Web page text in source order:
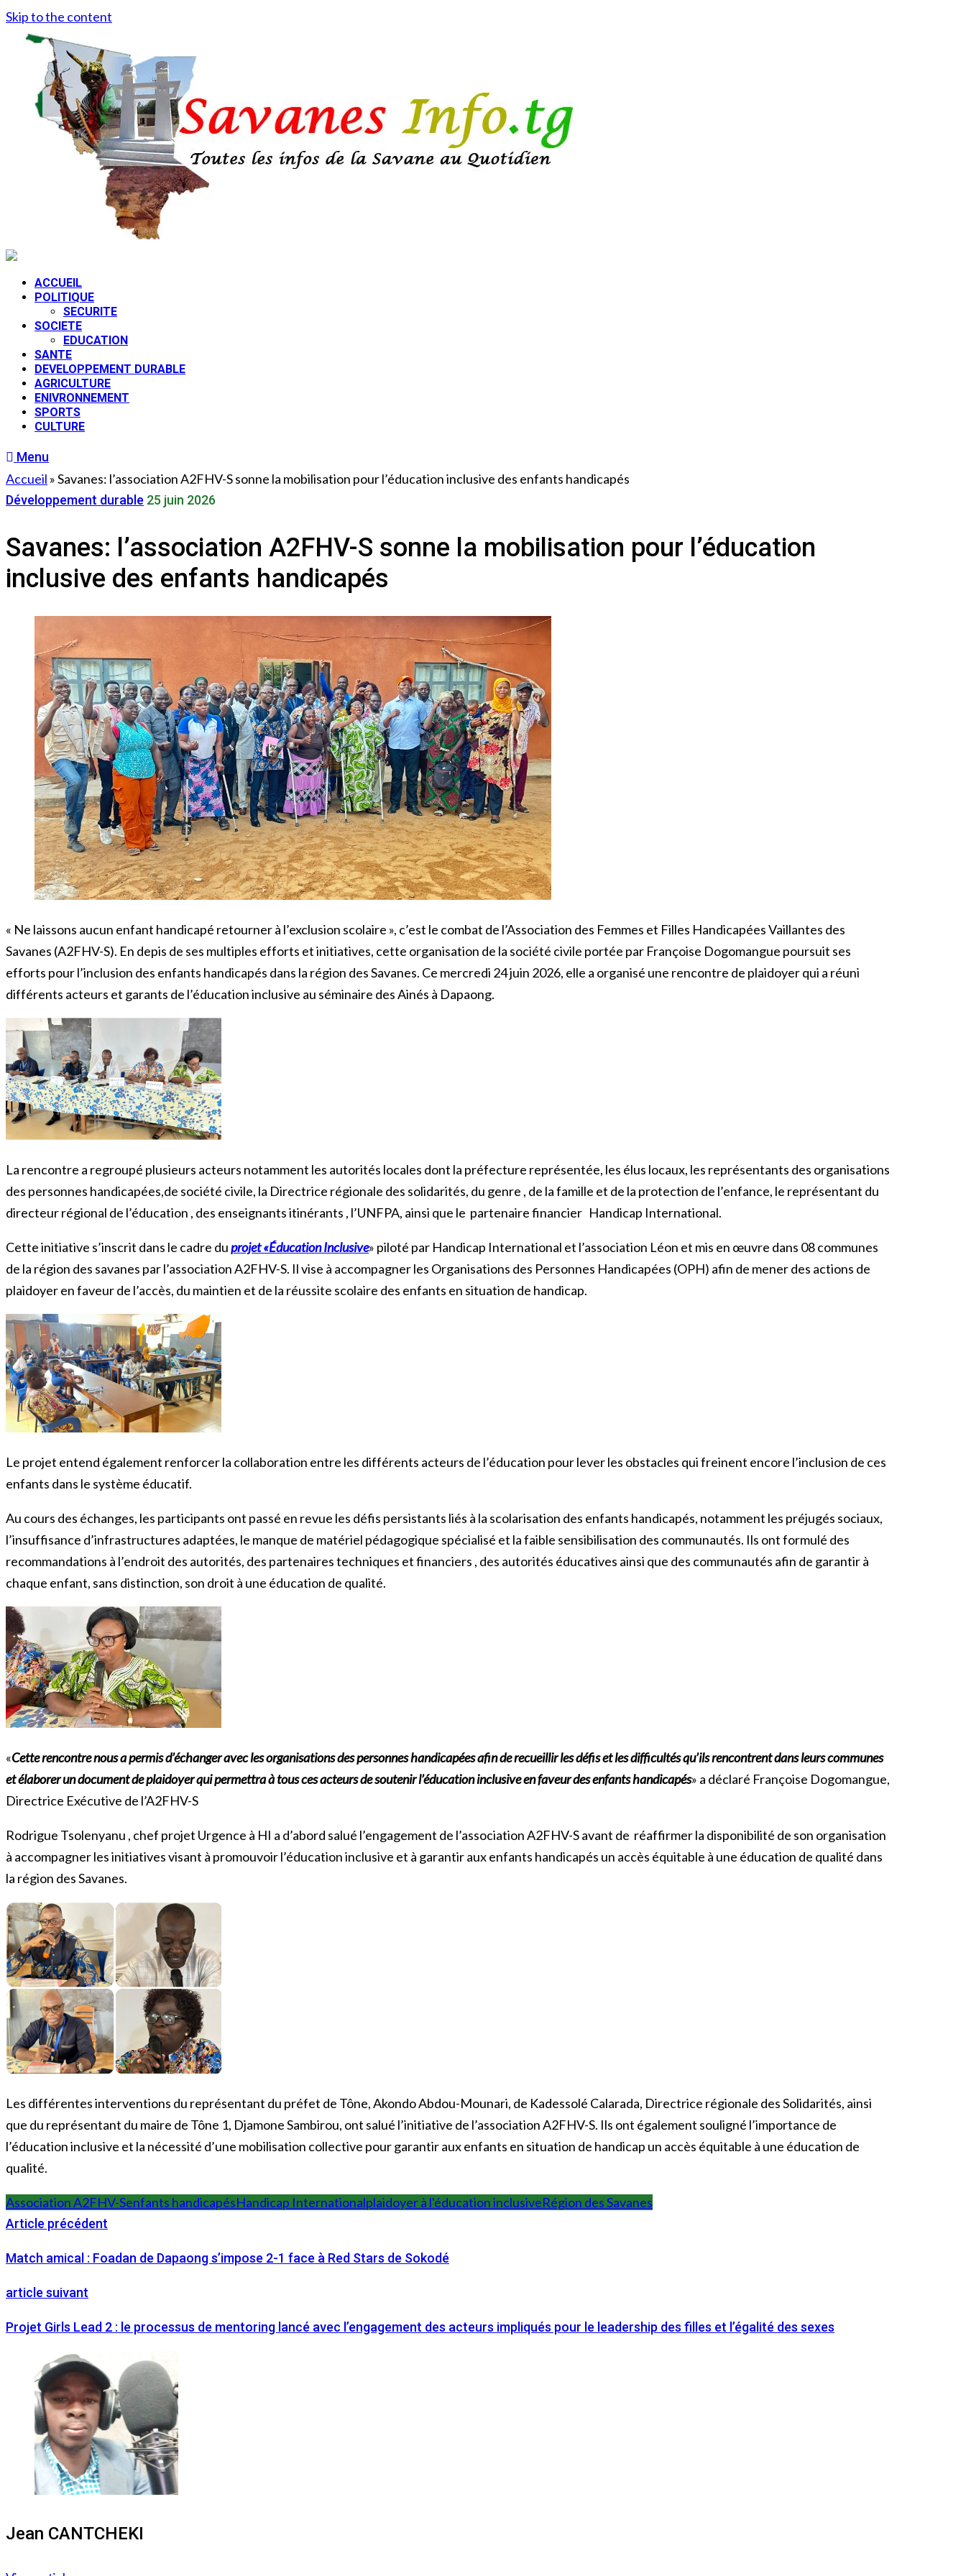
Skip to the content
ACCUEIL
POLITIQUE
SECURITE
SOCIETE
EDUCATION
SANTE
DEVELOPPEMENT DURABLE
AGRICULTURE
ENIVRONNEMENT
SPORTS
CULTURE
Menu
Accueil »Savanes: l’association A2FHV-S sonne la mobilisation pour l’éducation inclusive des enfants handicapés
Développement durable 25 juin 2026
Savanes: l’association A2FHV-S sonne la mobilisation pour l’éducation
inclusive des enfants handicapés
« Ne laissons aucun enfant handicapé retourner à l’exclusion scolaire », c’est le combat de l’Association des Femmes et Filles Handicapées Vaillantes des
Savanes (A2FHV-S). En depis de ses multiples efforts et initiatives, cette organisation de la société civile portée par Françoise Dogomangue poursuit ses
efforts pour l’inclusion des enfants handicapés dans la région des Savanes. Ce mercredi 24 juin 2026, elle a organisé une rencontre de plaidoyer qui a réuni
différents acteurs et garants de l’éducation inclusive au séminaire des Ainés à Dapaong.
La rencontre a regroupé plusieurs acteurs notamment les autorités locales dont la préfecture représentée, les élus locaux, les représentants des organisations
des personnes handicapées,de société civile, la Directrice régionale des solidarités, du genre , de la famille et de la protection de l’enfance, le représentant du
directeur régional de l’éducation , des enseignants itinérants , l’UNFPA, ainsi que le partenaire financier Handicap International.
Cette initiative s’inscrit dans le cadre duprojet «Éducation Inclusive» piloté par Handicap International et l’association Léon et mis en œuvre dans 08 communes
de la région des savanes par l’association A2FHV-S. Il vise à accompagner les Organisations des Personnes Handicapées (OPH) afin de mener des actions de
plaidoyer en faveur de l’accès, du maintien et de la réussite scolaire des enfants en situation de handicap.
Le projet entend également renforcer la collaboration entre les différents acteurs de l’éducation pour lever les obstacles qui freinent encore l’inclusion de ces
enfants dans le système éducatif.
Au cours des échanges, les participants ont passé en revue les défis persistants liés à la scolarisation des enfants handicapés, notamment les préjugés sociaux,
l’insuffisance d’infrastructures adaptées, le manque de matériel pédagogique spécialisé et la faible sensibilisation des communautés. Ils ont formulé des
recommandations à l’endroit des autorités, des partenaires techniques et financiers , des autorités éducatives ainsi que des communautés afin de garantir à
chaque enfant, sans distinction, son droit à une éducation de qualité.
«Cette rencontre nous a permis d’échanger avec les organisations des personnes handicapées afin de recueillir les défis et les difficultés qu’ils rencontrent dans leurscommunes
et élaborer un document de plaidoyer qui permettra à tous ces acteurs de soutenir l’éducationinclusive en faveur des enfants handicapés» a déclaré Françoise Dogomangue,
Directrice Exécutive de l’A2FHV-S
Rodrigue Tsolenyanu , chef projet Urgence à HI a d’abord salué l’engagement de l’association A2FHV-S avant de réaffirmer la disponibilité de son organisation
à accompagner les initiatives visant à promouvoir l’éducation inclusive et à garantir aux enfants handicapés un accès équitable à une éducation de qualité dans
la région des Savanes.
Les différentes interventions du représentant du préfet de Tône, Akondo Abdou-Mounari, de Kadessolé Calarada, Directrice régionale des Solidarités, ainsi
que du représentant du maire de Tône 1, Djamone Sambirou, ont salué l’initiative de l’association A2FHV-S. Ils ont également souligné l’importance de
l’éducation inclusive et la nécessité d’une mobilisation collective pour garantir aux enfants en situation de handicap un accès équitable à une éducation de
qualité.
Association A2FHV-Senfants handicapésHandicap Internationalplaidoyer à l'éducation inclusiveRégion des Savanes
Article précédent
Match amical : Foadan de Dapaong s’impose 2-1 face à Red Stars de Sokodé
article suivant
Projet Girls Lead 2 : le processus de mentoring lancé avec l’engagement des acteurs impliqués pour le leadership des filles et l’égalité des sexes
Jean CANTCHEKI